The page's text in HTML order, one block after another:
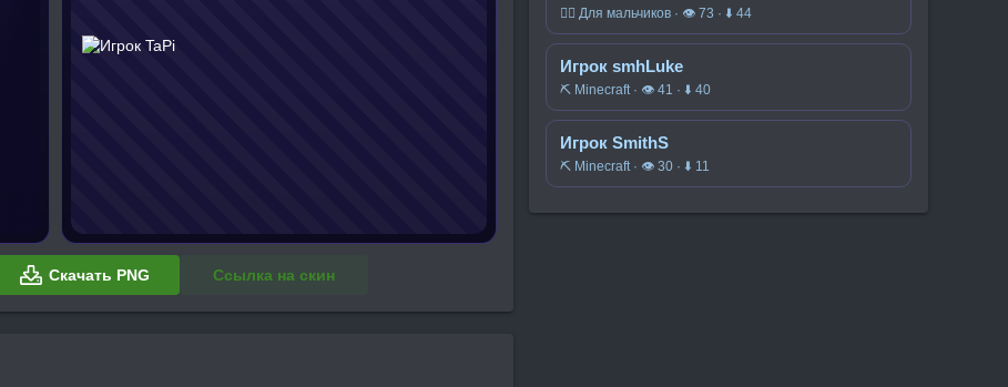
Скачать PNG Ссылка на скин
🧍‍♂️ Для мальчиков · 👁 73 · ⬇ 44
Игрок smhLuke
⛏️ Minecraft · 👁 41 · ⬇ 40
Игрок SmithS
⛏️ Minecraft · 👁 30 · ⬇ 11